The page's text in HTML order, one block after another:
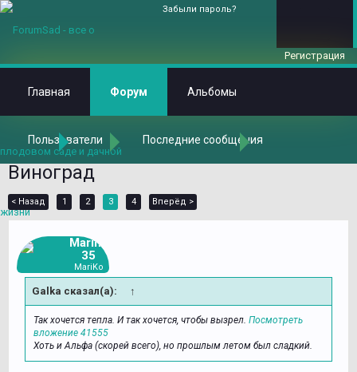
Главная Форум
Растения в наших садах
Виноград
< Назад 1 2 3 4 Вперёд >
Marina
35
MariKo
Galka сказал(а): ↑
Так хочется тепла. И так хочется, чтобы вызрел. Посмотреть
вложение 41555
Хоть и Альфа (скорей всего), но прошлым летом был сладкий.
Забыли пароль?
Регистрация
Главная Форум Альбомы
Пользователи Последние сообщения